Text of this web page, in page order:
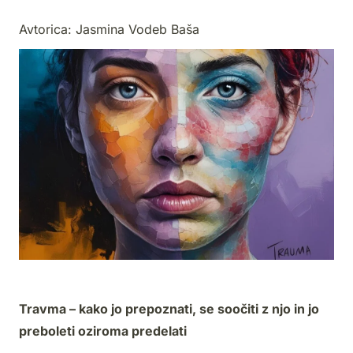
Avtorica: Jasmina Vodeb Baša
Travma – kako jo prepoznati, se soočiti z njo in jo
preboleti oziroma predelati